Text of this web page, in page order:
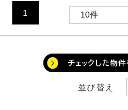
1
並び替え